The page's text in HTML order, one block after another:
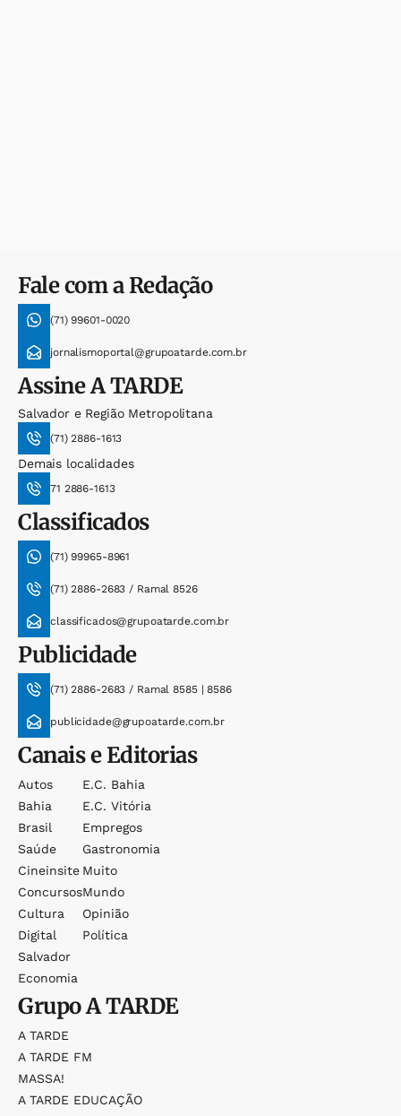
Fale com a Redação
(71) 99601-0020
jornalismoportal@grupoatarde.com.br
AssineA TARDE
Salvador e Região Metropolitana
(71) 2886-1613
Demais localidades
71 2886-1613
Classificados
(71) 99965-8961
(71) 2886-2683 / Ramal 8526
classificados@grupoatarde.com.br
Publicidade
(71) 2886-2683 / Ramal 8585 | 8586
publicidade@grupoatarde.com.br
Canais e Editorias
Autos
Bahia
Brasil
Saúde
Cineinsite
Concursos
Cultura
Digital
Salvador
Economia
E.c. Bahia
E.c. Vitória
Empregos
Gastronomia
Muito
Mundo
Opinião
Política
GrupoA TARDE
A TARDE
A TARDE FM
MASSA!
A TARDE EDUCAÇÃO